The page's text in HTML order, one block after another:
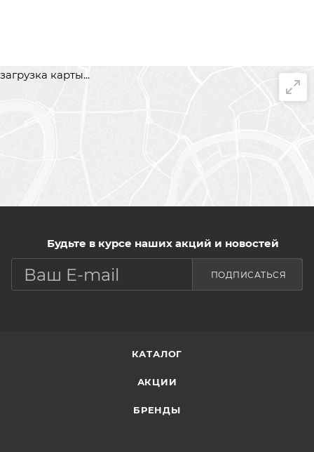
загрузка карты...
Будьте в курсе наших акций и новостей
ПОДПИСАТЬСЯ
КАТАЛОГ
АКЦИИ
БРЕНДЫ